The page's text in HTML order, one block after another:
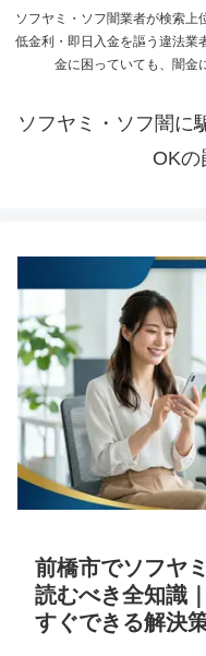
ソフヤミ・ソフ闇業者が検索上
低金利・即日入金を謳う違法業
金に困っていても、闇金
ソフヤミ・ソフ闇に
OKの
前橋市でソフヤ
読むべき全知識
すぐできる解決